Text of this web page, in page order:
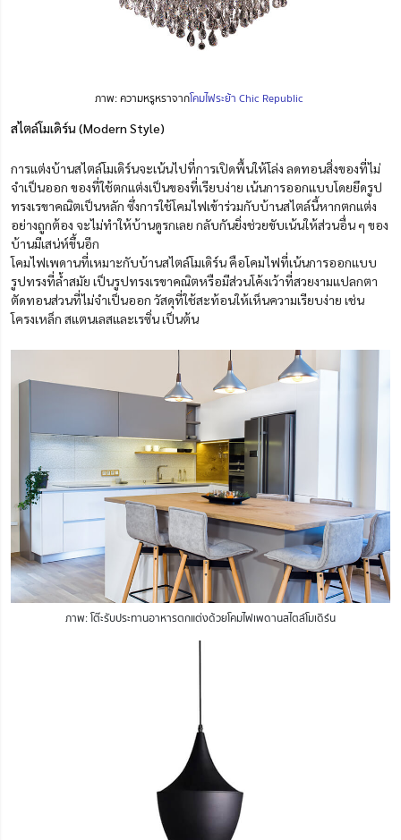
ภาพ: ความหรูหราจากโคมไฟระย้า Chic Republic
สไตล์โมเดิร์น (Modern Style)
การแต่งบ้านสไตล์โมเดิร์นจะเน้นไปที่การเปิดพื้นให้โล่ง ลดทอนสิ่งของที่ไม่
จำเป็นออก ของที่ใช้ตกแต่งเป็นของที่เรียบง่าย เน้นการออกแบบโดยยึดรูป
ทรงเรขาคณิตเป็นหลัก ซึ่งการใช้โคมไฟเข้าร่วมกับบ้านสไตล์นี้หากตกแต่ง
อย่างถูกต้อง จะไม่ทำให้บ้านดูรกเลย กลับกันยิ่งช่วยขับเน้นให้ส่วนอื่น ๆ ของ
บ้านมีเสน่ห์ขึ้นอีก
โคมไฟเพดานที่เหมาะกับบ้านสไตล์โมเดิร์น คือโคมไฟที่เน้นการออกแบบ
รูปทรงที่ล้ำสมัย เป็นรูปทรงเรขาคณิตหรือมีส่วนโค้งเว้าที่สวยงามแปลกตา
ตัดทอนส่วนที่ไม่จำเป็นออก วัสดุที่ใช้สะท้อนให้เห็นความเรียบง่าย เช่น
โครงเหล็ก สแตนเลสและเรซิ่น เป็นต้น
ภาพ: โต๊ะรับประทานอาหารตกแต่งด้วยโคมไฟเพดานสไตล์โมเดิร์น